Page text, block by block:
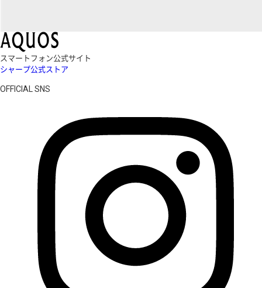
スマートフォン公式サイト
シャープ公式ストア
OFFICIAL SNS